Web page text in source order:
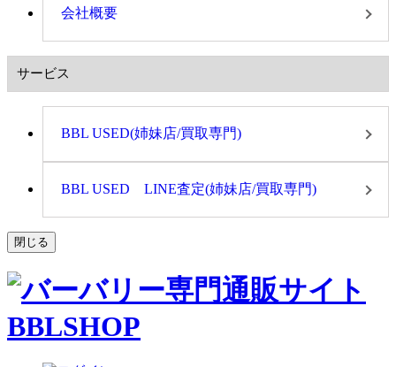
会社概要
サービス
BBL USED(姉妹店/買取専門)
BBL USED LINE査定(姉妹店/買取専門)
閉じる